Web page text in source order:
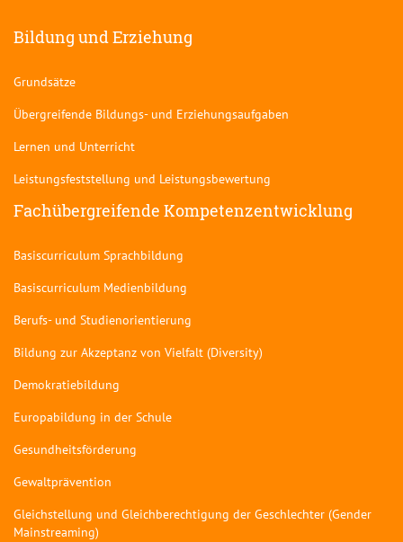
Bildung und Erziehung
Grundsätze
Übergreifende Bildungs- und Erziehungsaufgaben
Lernen und Unterricht
Leistungsfeststellung und Leistungsbewertung
Fachübergreifende Kompetenzentwicklung
Basiscurriculum Sprachbildung
Basiscurriculum Medienbildung
Berufs- und Studienorientierung
Bildung zur Akzeptanz von Vielfalt (Diversity)
Demokratiebildung
Europabildung in der Schule
Gesundheitsförderung
Gewaltprävention
Gleichstellung und Gleichberechtigung der Geschlechter (Gender
Mainstreaming)